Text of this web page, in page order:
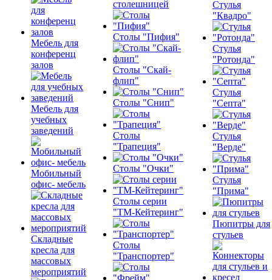
Мебель для
конференц
залов
Мебель для
учебных
заведений
Мобильный
офис- мебель
Складные
кресла для
массовых
мероприятий
столешницей
Столы "Пифия"
Столы "Скай-
флип"
Столы "Снип"
Столы
"Трапеция"
Столы "Очки"
Столы серии
"ТМ-Кейтеринг"
Столы
"Транспортер"
Стулья
"Квадро"
Стулья
"Ротонда"
Стулья
"Септа"
Стулья
"Верде"
Стулья
"Прима"
Пюпитры для
стульев